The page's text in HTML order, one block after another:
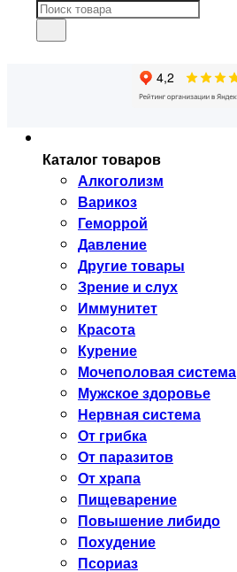
Каталог товаров
Алкоголизм
Варикоз
Геморрой
Давление
Другие товары
Зрение и слух
Иммунитет
Красота
Курение
Мочеполовая система
Мужское здоровье
Нервная система
От грибка
От паразитов
От храпа
Пищеварение
Повышение либидо
Похудение
Псориаз